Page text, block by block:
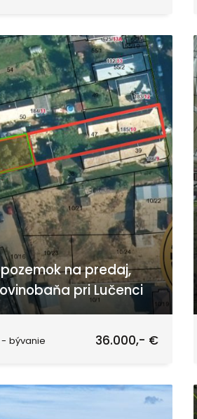
na predaj,
pri Lučenci
bývanie
36.000,- €